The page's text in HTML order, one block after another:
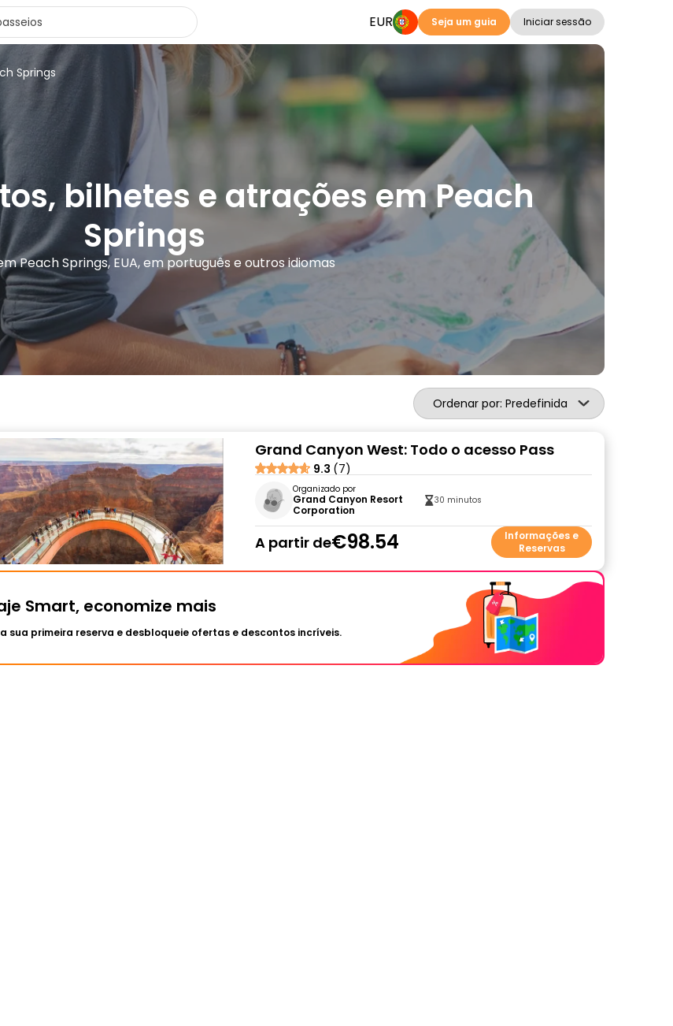
EUR Seja um guia Iniciar sessão
Springs
bilhetes e atrações em Peach
Springs
Peach Springs, EUA, em português e outros idiomas
Ordenar por: Predefinida
Grand Canyon West: Todo o acesso Pass
9.3 (7)
Organizado por
Grand Canyon Resort
Corporation
30 minutos
A partir de€98.54
Informações e
Reservas
Smart, economize mais
sua primeira reserva e desbloqueie ofertas e descontos incríveis.